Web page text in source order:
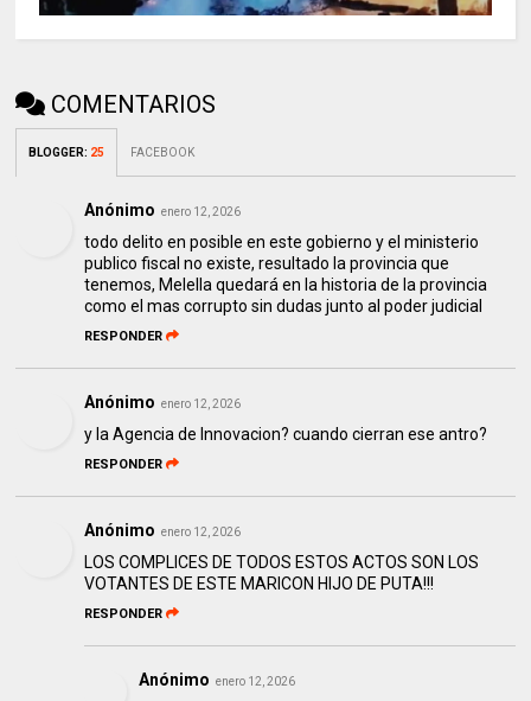
COMENTARIOS
BLOGGER: 25 FACEBOOK
Anónimo enero 12, 2026
todo delito en posible en este gobierno y el ministerio
publico fiscal no existe, resultado la provincia que
tenemos, Melella quedará en la historia de la provincia
como el mas corrupto sin dudas junto al poder judicial
RESPONDER
Anónimo enero 12, 2026
y la Agencia de Innovacion? cuando cierran ese antro?
RESPONDER
Anónimo enero 12, 2026
LOS COMPLICES DE TODOS ESTOS ACTOS SON LOS
VOTANTES DE ESTE MARICON HIJO DE PUTA!!!
RESPONDER
Anónimo enero 12, 2026